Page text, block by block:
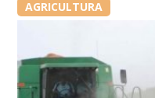
AGRICULTURA